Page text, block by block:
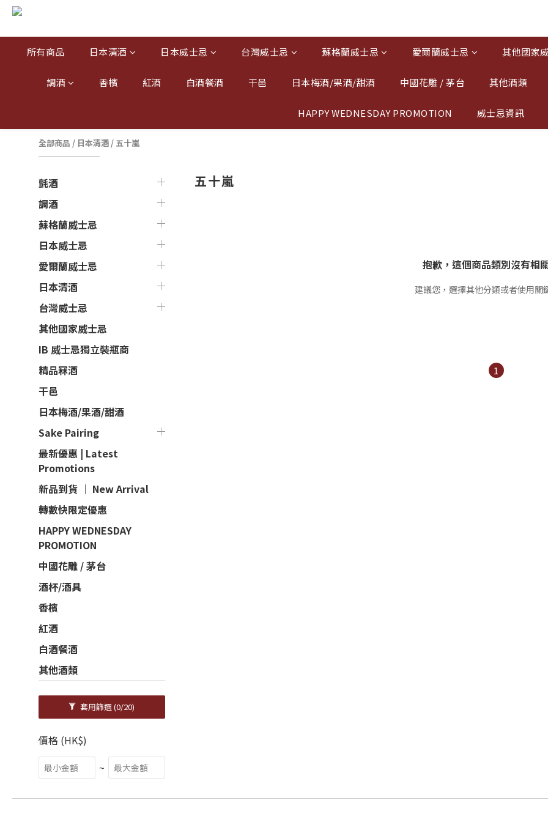
所有商品 日本清酒 日本威士忌 台灣威士忌 蘇格蘭威士忌 愛爾蘭威士忌 其他國家
調酒 香檳 紅酒 白酒餐酒 干邑 日本梅酒/果酒/甜酒 中國花雕 / 茅台 其他酒類
HAPPY WEDNESDAY PROMOTION 威士忌資訊
全部商品 / 日本清酒 / 五十嵐
氈酒
調酒
蘇格蘭威士忌
日本威士忌
愛爾蘭威士忌
日本清酒
台灣威士忌
其他國家威士忌
IB 威士忌獨立裝瓶商
精品冧酒
干邑
日本梅酒/果酒/甜酒
Sake Pairing
最新優惠 | Latest
Promotions
新品到貨 ｜ New Arrival
轉數快限定優惠
HAPPY WEDNESDAY
PROMOTION
中國花雕 / 茅台
酒杯/酒具
香檳
紅酒
白酒餐酒
其他酒類
套用篩選(0/20)
價格 (HK$)
~
五十嵐
抱歉，這個商品類別沒有相
建議您，選擇其他分類或者使用關
1